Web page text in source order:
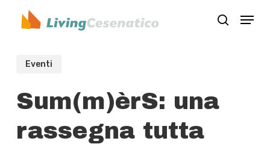
search
Menu
Eventi
Sum(m)èrS: una
rassegna tutta